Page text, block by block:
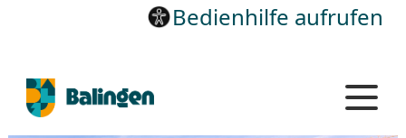
Bedienhilfe aufrufen